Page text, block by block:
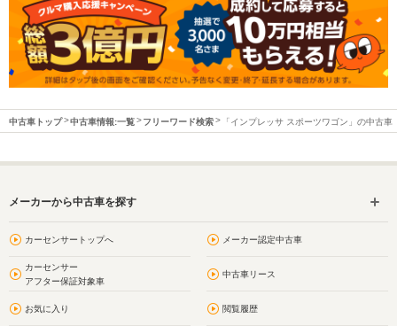
中古車トップ 中古車情報:一覧 フリーワード検索 「インプレッサ スポーツワゴン」の中古車
メーカーから中古車を探す
カーセンサートップへ メーカー認定中古車
カーセンサー
アフター保証対象車
中古車リース
お気に入り 閲覧履歴